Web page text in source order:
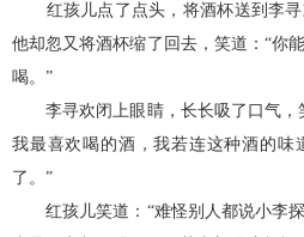
红孩儿点了点头，将酒杯送到李寻
他却忽又将酒杯缩了回去，笑道：“你
喝。”
李寻欢闭上眼睛，长长吸了口气，
我最喜欢喝的酒，我若连这种酒的味
了。”
红孩儿笑道：“难怪别人都说小李探